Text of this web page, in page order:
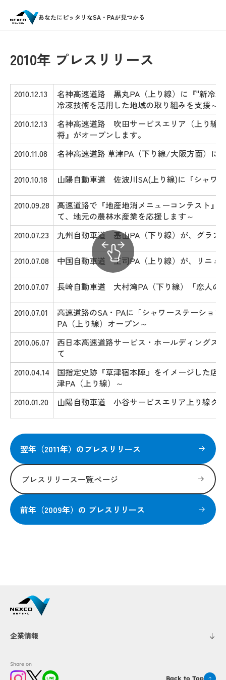
あなたにピッタリなSA・PAが見つかる
2010年 プレスリリース
2010.12.13
名神高速道路 黒丸PA（上り線）に『"新冷
冷凍技術を活用した地域の取り組みを支援～
2010.12.13
名神高速道路 吹田サービスエリア（上り線
将』がオープンします。
2010.11.08
名神高速道路 草津PA（下り線/大阪方面）に
2010.10.18 山陽自動車道 佐波川SA(上り線)に『シャワ
2010.09.28
高速道路で『地産地消メニューコンテスト』
て、地元の農林水産業を応援します～
2010.07.23
九州自動車道 基山PA（下り線）が、グラン
2010.07.08 中国自動車道 王司PA（上り線）が、リニュ
2010.07.07 長崎自動車道 大村湾PA（下り線）「恋人の
2010.07.01
高速道路のSA・PAに「シャワーステーショ
PA（上り線）オープン～
2010.06.07
西日本高速道路サービス・ホールディングス
て
2010.04.14
国指定史跡『草津宿本陣』をイメージした店
津PA（上り線）～
2010.01.20
山陽自動車道 小谷サービスエリア上り線グ
翌年（2011年）のプレスリリース
プレスリリース一覧ページ
前年（2009年）の プレスリリース
企業情報
Share on
Back to Top